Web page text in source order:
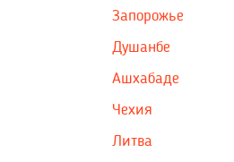
Запорожье
Душанбе
Ашхабаде
Чехия
Литва